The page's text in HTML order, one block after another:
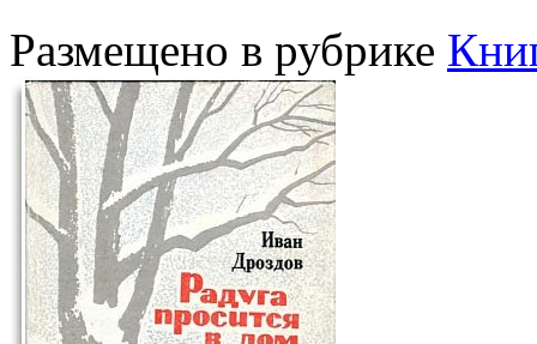
Размещено в рубрике